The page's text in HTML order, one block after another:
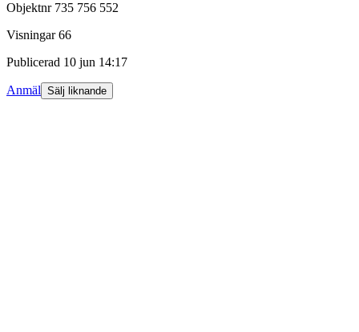
Objektnr 735 756 552
Visningar 66
Publicerad 10 jun 14:17
Anmäl Sälj liknande